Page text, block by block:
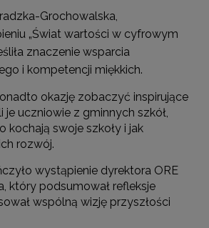
Grochowalska,
„Świat wartości w cyfrowym
znaczenie wsparcia
i kompetencji miękkich.
okazję zobaczyć inspirujące
uczniowie z gminnych szkół,
kochają swoje szkoły i jak
rozwój.
wystąpienie dyrektora ORE
który podsumował refleksje
wspólną wizję przyszłości